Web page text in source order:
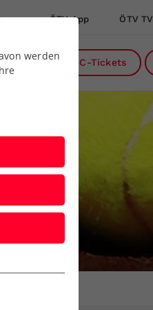
ÖTV App ÖTV TV
DC-Tickets
werden